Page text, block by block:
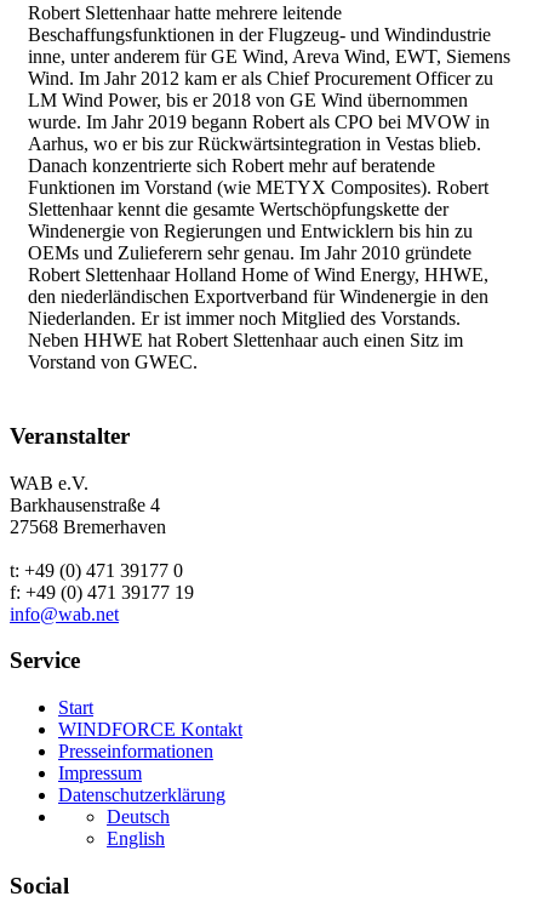
Robert Slettenhaar hatte mehrere leitende
Beschaffungsfunktionen in der Flugzeug- und Windindustrie
inne, unter anderem für GE Wind, Areva Wind, EWT, Siemens
Wind. Im Jahr 2012 kam er als Chief Procurement Officer zu
LM Wind Power, bis er 2018 von GE Wind übernommen
wurde. Im Jahr 2019 begann Robert als CPO bei MVOW in
Aarhus, wo er bis zur Rückwärtsintegration in Vestas blieb.
Danach konzentrierte sich Robert mehr auf beratende
Funktionen im Vorstand (wie METYX Composites). Robert
Slettenhaar kennt die gesamte Wertschöpfungskette der
Windenergie von Regierungen und Entwicklern bis hin zu
OEMs und Zulieferern sehr genau. Im Jahr 2010 gründete
Robert Slettenhaar Holland Home of Wind Energy, HHWE,
den niederländischen Exportverband für Windenergie in den
Niederlanden. Er ist immer noch Mitglied des Vorstands.
Neben HHWE hat Robert Slettenhaar auch einen Sitz im
Vorstand von GWEC.
Veranstalter
WAB e.V.
Barkhausenstraße 4
27568 Bremerhaven
t: +49 (0) 471 39177 0
f: +49 (0) 471 39177 19
info@wab.net
Service
Start
WINDFORCE Kontakt
Presseinformationen
Impressum
Datenschutzerklärung
Deutsch
English
Social